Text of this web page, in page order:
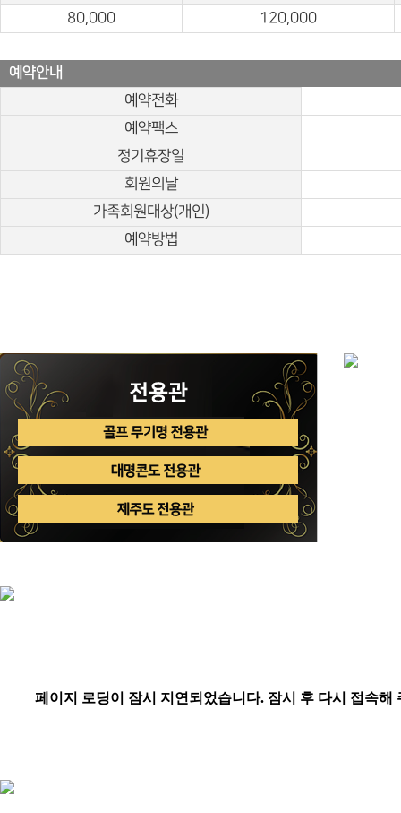
80,000
120,000
예약안내
예약전화
예약팩스
정기휴장일
회원의날
가족회원대상(개인)
예약방법